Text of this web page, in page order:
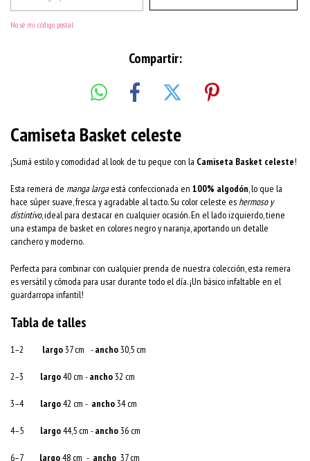
No sé mi código postal
Compartir:
Camiseta Basket celeste
¡Sumá estilo y comodidad al look de tu peque con la Camiseta Basket celeste!
Esta remera de manga largaestá confeccionada en 100% algodón , lo que la
hace súper suave, fresca y agradable al tacto. Su color celeste es hermoso y
distintivo, ideal para destacar en cualquier ocasión. En el lado izquierdo, tiene
una estampa de basket en colores negro y naranja, aportando un detalle
canchero y moderno.
Perfecta para combinar con cualquier prenda de nuestra colección, esta remera
es versátil y cómoda para usar durante todo el día. ¡Un básico infaltable en el
guardarropa infantil!
Tabla de talles
1–2 largo37 cm -ancho30,5 cm
2–3 largo40 cm -ancho32 cm
3–4 largo42 cm - ancho34 cm
4–5 largo44,5 cm -ancho36 cm
6–7 largo48 cm - ancho 37 cm